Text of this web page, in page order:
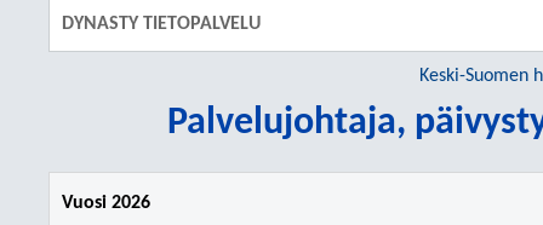
DYNASTY TIETOPALVELU
Keski-Suomen
Palvelujohtaja,
Vuosi 2026